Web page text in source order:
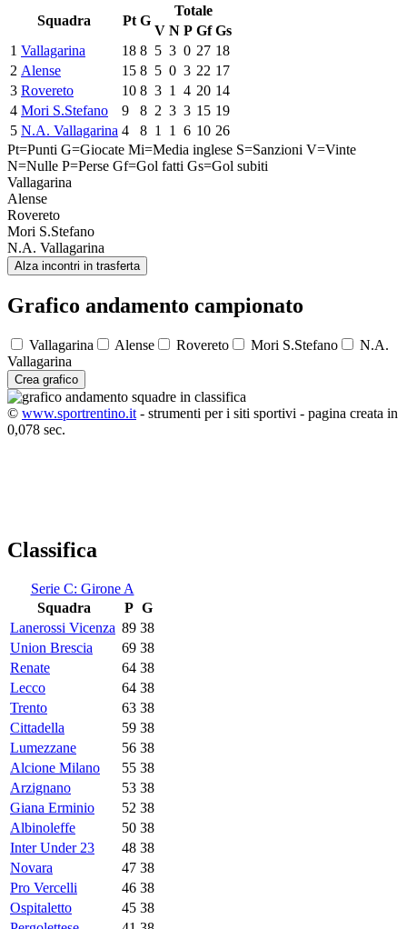
Squadra
Pt G
Totale
V N P Gf Gs
1 Vallagarina 18 8 5 3 0 27 18
2 Alense 15 8 5 0 3 22 17
3 Rovereto 10 8 3 1 4 20 14
4 Mori S.Stefano 9 8 2 3 3 15 19
5 N.A. Vallagarina 4 8 1 1 6 10 26
Pt=Punti G=Giocate Mi=Media inglese S=Sanzioni V=Vinte
N=Nulle P=Perse Gf=Gol fatti Gs=Gol subiti
Vallagarina
Alense
Rovereto
Mori S.Stefano
N.A. Vallagarina
Alza incontri in trasferta
Grafico andamento campionato
Vallagarina Alense Rovereto Mori S.Stefano
N.A.
Vallagarina
Crea grafico
© www.sportrentino.it- strumenti per i siti sportivi - pagina creata in
0,078 sec.
Classifica
Serie C: Girone A
Squadra
P G
Lanerossi Vicenza 89 38
Union Brescia
69 38
Renate
64 38
Lecco
64 38
Trento
63 38
Cittadella
59 38
Lumezzane
56 38
Alcione Milano
55 38
Arzignano
53 38
Giana Erminio
52 38
Albinoleffe
50 38
Inter Under 23
48 38
Novara
47 38
Pro Vercelli
46 38
Ospitaletto
45 38